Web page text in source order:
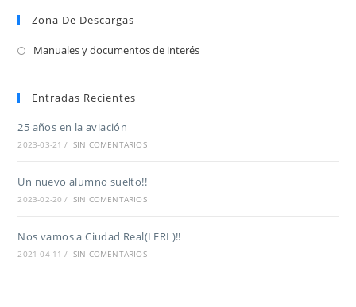
Zona De Descargas
Manuales y documentos de interés
Entradas Recientes
25 años en la aviación
2023-03-21 / SIN COMENTARIOS
Un nuevo alumno suelto!!
2023-02-20 / SIN COMENTARIOS
Nos vamos a Ciudad Real(LERL)!!
2021-04-11 / SIN COMENTARIOS